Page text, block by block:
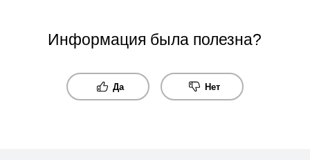
Информация была полезна?
Да Нет